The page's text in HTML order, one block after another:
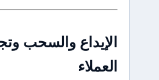
والسحب وتجربة خدمة